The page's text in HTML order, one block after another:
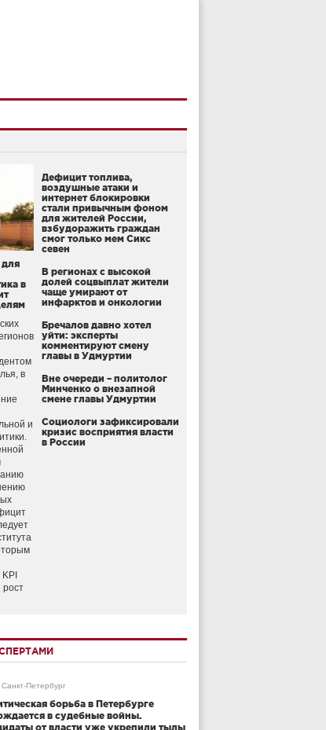
в
в
и
рост
Дефицит топлива,
воздушные атаки и
интернет блокировки
стали привычным фоном
для жителей России,
взбудоражить граждан
смог только мем Сикс
севен
В регионах с высокой
долей соцвыплат жители
чаще умирают от
инфарктов и онкологии
Бречалов давно хотел
уйти: эксперты
комментируют смену
главы в Удмуртии
Вне очереди – политолог
Минченко о внезапной
смене главы Удмуртии
Социологи зафиксировали
кризис восприятия власти
в России
Санкт-Петербург
борьба в Петербурге
в судебные войны.
от власти уже укрепили тылы